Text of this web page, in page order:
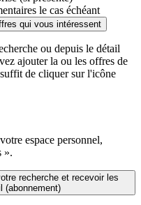
le cas échéant
qui vous intéressent
ou depuis le détail
ajouter la ou les offres de
de cliquer sur l'icône
espace personnel,
».
recherche et recevoir les
(abonnement)